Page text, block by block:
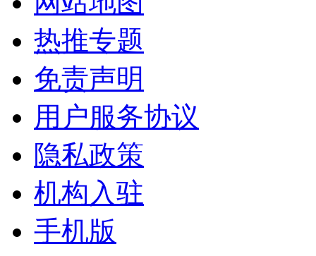
热推专题
免责声明
用户服务协议
隐私政策
机构入驻
手机版